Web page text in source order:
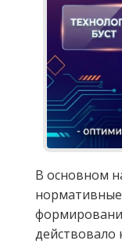
В основном
нормативные
действовало